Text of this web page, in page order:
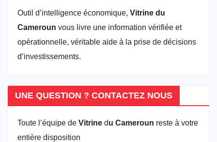
Outil d’intelligence économique, Vitrine du
Cameroun vous livre une information vérifiée et
opérationnelle, véritable aide à la prise de décisions
d’investissements.
UNE QUESTION ? CONTACTEZ NOUS
Toute l’équipe de Vitrine du Cameroun reste à votre
entière disposition